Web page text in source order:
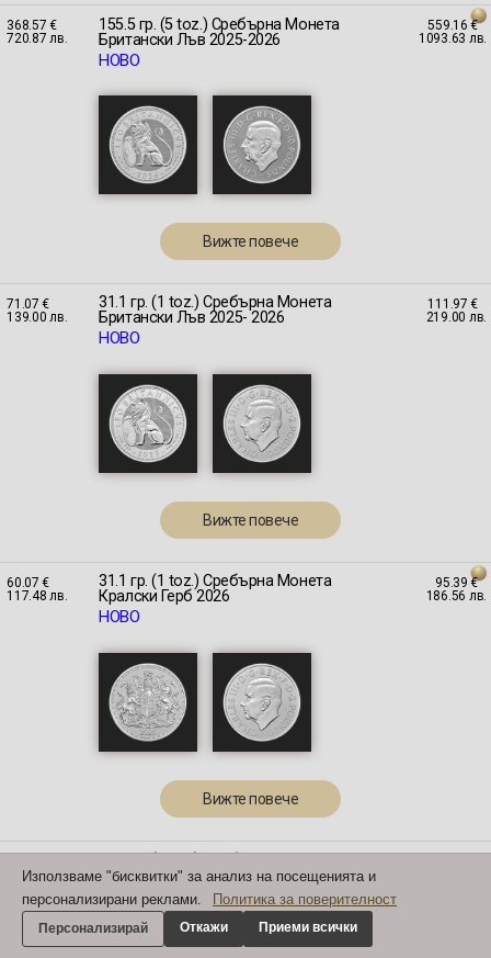
368.57 €
720.87 лв.
155.5 гр. (5 toz.) Сребърна Монета
Британски Лъв 2025-2026
НОВО
Вижте повече
559.16 €
1093.63 лв.
71.07 €
139.00 лв.
31.1 гр. (1 toz.) Сребърна Монета
Британски Лъв 2025- 2026
НОВО
Вижте повече
111.97 €
219.00 лв.
60.07 €
117.48 лв.
31.1 гр. (1 toz.) Сребърна Монета
Кралски Герб 2026
НОВО
Вижте повече
95.39 €
186.56 лв.
144.00 лв.
Кралски Герб 2019- 2025
Използваме "бисквитки" за анализ на посещенията и
персонализирани реклами.
Политика за поверителност
Персонализирай Откажи Приеми всички